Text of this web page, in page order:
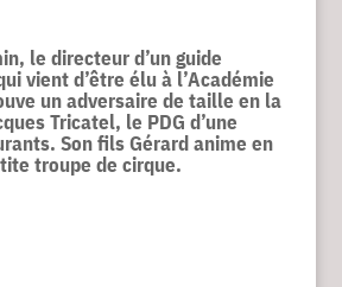
le directeur d’un guide
vient d’être élu à l’Académie
un adversaire de taille en la
Tricatel, le PDG d’une
Son fils Gérard anime en
troupe de cirque.